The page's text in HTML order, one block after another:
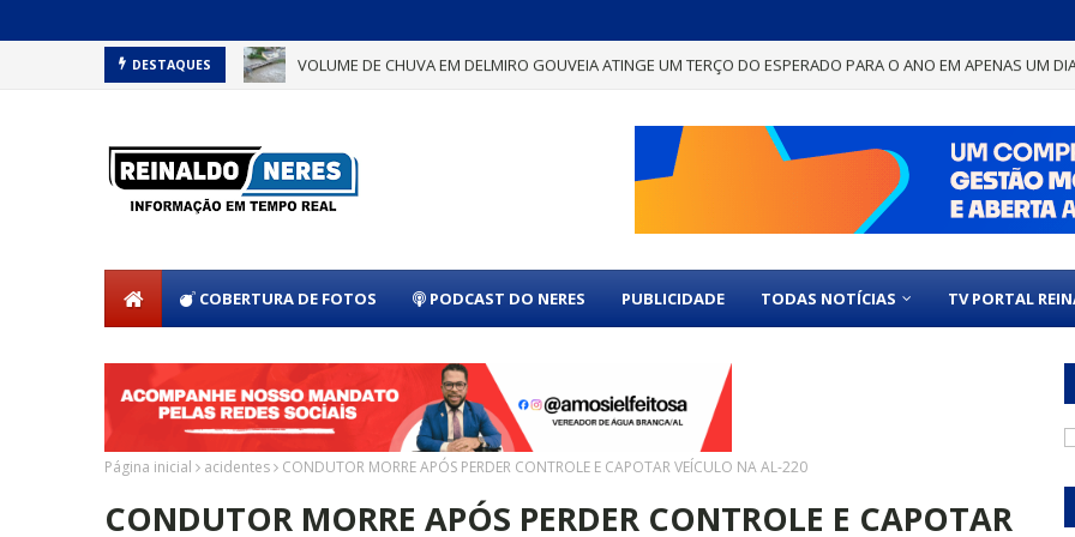
DESTAQUES VOLUME DE CHUVA EM DELMIRO GOUVEIA ATINGE UM TERÇO DO ESPERADO PARA O ANO EM APENAS UM
COBERTURA DE FOTOS PODCAST DO NERES PUBLICIDADE TODAS NOTÍCIAS TV PORTAL
Página inicial acidentes CONDUTOR MORRE APÓS PERDER CONTROLE E CAPOTAR VEÍCULO NA AL-220
CONDUTOR MORRE APÓS PERDER CONTROLE E CAPOTAR